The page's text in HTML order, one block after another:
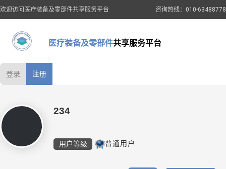
欢迎访问医疗装备及零部件共享服务平台 咨询热线：010-63488778
医疗装备及零部件共享服务平台
登录 注册
234
用户等级 普通用户